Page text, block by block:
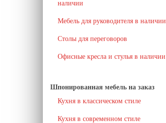
наличии
Мебель для руководителя в наличии
Столы для переговоров
Офисные кресла и стулья в наличии
Шпонированная мебель на заказ
Кухня в классическом стиле
Кухня в современном стиле